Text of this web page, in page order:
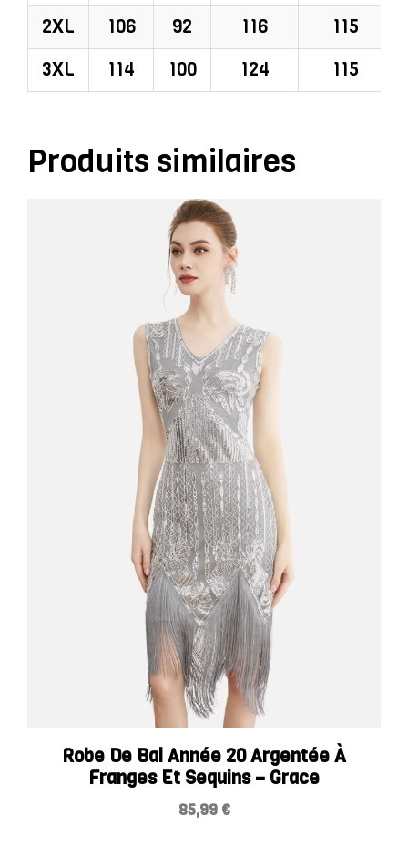
2XL 106 92 116
115
3XL
114 100 124 115
Produits similaires
Robe De Bal Année 20 Argentée À
Franges Et Sequins – Grace
85,99 €